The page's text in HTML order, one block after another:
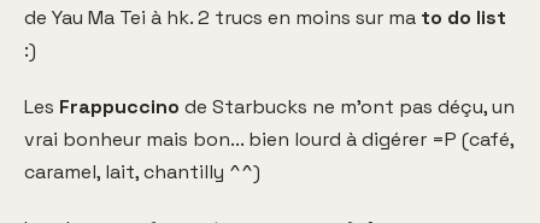
de Yau Ma Tei à hk. 2 trucs en moins sur ma to do list
:)
Les Frappuccino de Starbucks ne m'ont pas déçu, un
vrai bonheur mais bon... bien lourd à digérer =P (café,
caramel, lait, chantilly ^^)